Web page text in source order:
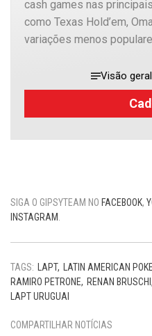
cash games nas
como Texas Hold’em,
variações menos
Visão
SIGA O GIPSYTEAM NO FACEBOOK,
INSTAGRAM
TAGS: LAPT LATIN AMERICAN
RAMIRO PETRONE
RENAN BRUSCHI
LAPT URUGUAI
COMPARTILHAR NOTÍCIAS